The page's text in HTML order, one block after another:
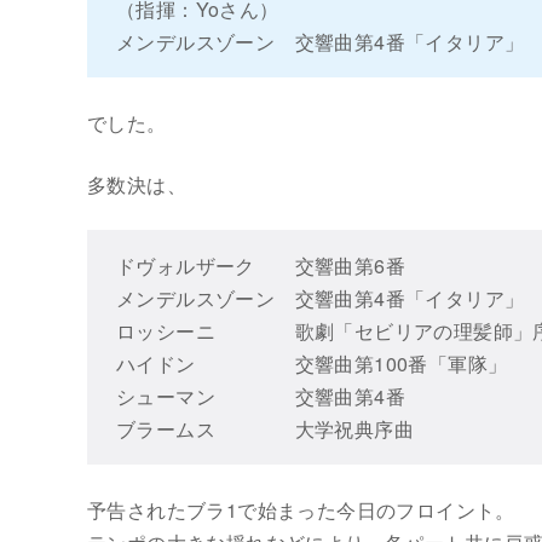
（指揮：Yoさん）
メンデルスゾーン 交響曲第4番「イタリア」
でした。
多数決は、
ドヴォルザーク 交響曲第6番
メンデルスゾーン 交響曲第4番「イタリア」
ロッシーニ 歌劇「セビリアの理髪師」
ハイドン 交響曲第100番「軍隊」
シューマン 交響曲第4番
ブラームス 大学祝典序曲
予告されたブラ1で始まった今日のフロイント。